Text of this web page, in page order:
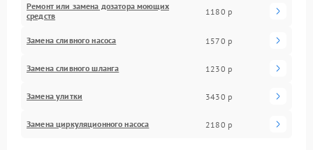
Ремонт или замена дозатора моющих
средств
1180 р
Замена сливного насоса 1570 р
Замена сливного шланга 1230 р
Замена улитки 3430 р
Замена циркуляционного насоса 2180 р